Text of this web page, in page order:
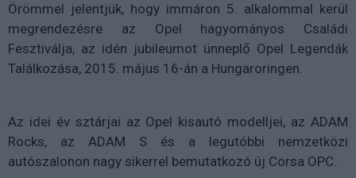
Örömmel jelentjük, hogy immáron 5. alkalommal kerül
megrendezésre az Opel hagyományos Családi
Fesztiválja, az idén jubileumot ünneplő Opel Legendák
Találkozása, 2015. május 16-án a Hungaroringen.
Az idei év sztárjai az Opel kisautó modelljei, az ADAM
Rocks, az ADAM S és a legutóbbi nemzetközi
autószalonon nagy sikerrel bemutatkozó új Corsa OPC.